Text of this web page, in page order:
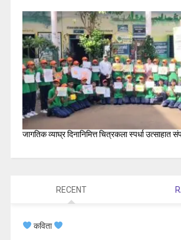
जागतिक व्याघ्र दिनानिमित्त चित्रकला स्पर्धा उत्साहात
RECENT
कविता